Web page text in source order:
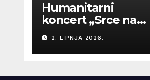
Humanitarni
koncert „Srce na
dlanu“ i Smotra vina
Općine Barban
otvaraju sezonu
2. LIPNJA 2026.